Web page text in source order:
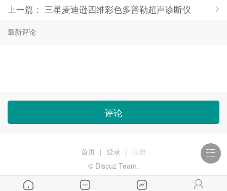
上一篇： 三星麦迪逊四维彩色多普勒超声诊断仪
最新评论
评论
首页 | 登录 | 注册
© Discuz Team.